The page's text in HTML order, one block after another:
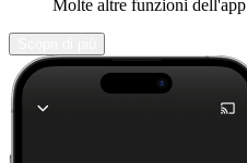
Molte altre funzioni dell'app